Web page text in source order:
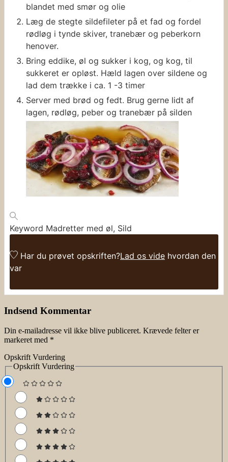
blandet med smør og olie
Læg de stegte sildefileter på et fad og fordel
rødløg i tynde skiver, tranebær og peberkorn
henover.
Bring eddike, øl og sukker i kog, og kog, til
sukkeret er opløst. Hæld lagen over sildene og
lad dem trække i ca. 1 -3 timer
Server med brød og fedt. Brug gerne lidt af
lagen, rødløg, peber og tranebær på silden
Keyword Madretter med øl, Sild
Har du prøvet opskriften?Lad os vide hvordan den
var
Indsend Kommentar
Din e-mailadresse vil ikke blive publiceret. Krævede felter er
markeret med *
Opskrift Vurdering
Opskrift Vurdering